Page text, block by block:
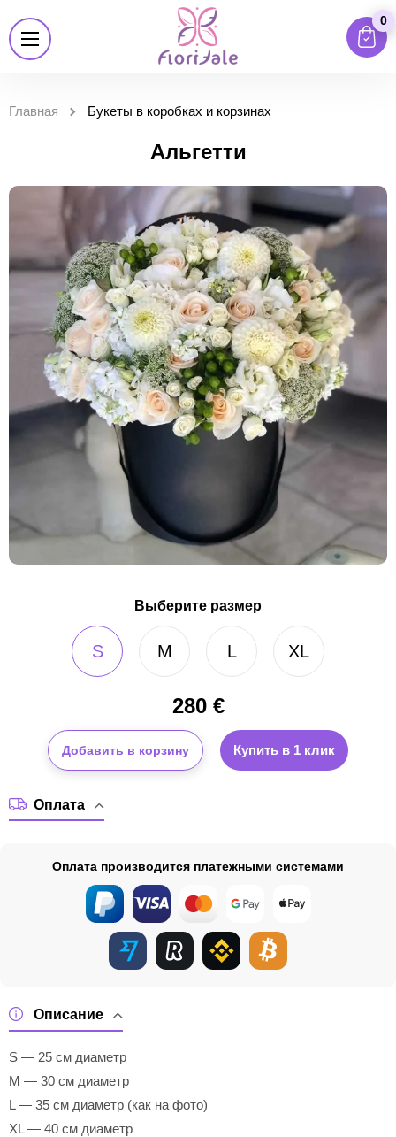
0
Главная Букеты в коробках и корзинах
Альгетти
Выберите размер
S M L XL
280€
Добавить в корзину Купить в 1 клик
Описание
S — 25 см диаметр
M — 30 см диаметр
L — 35 см диаметр (как на фото)
XL — 40 см диаметр
Оплата
Оплата производится платежными системами